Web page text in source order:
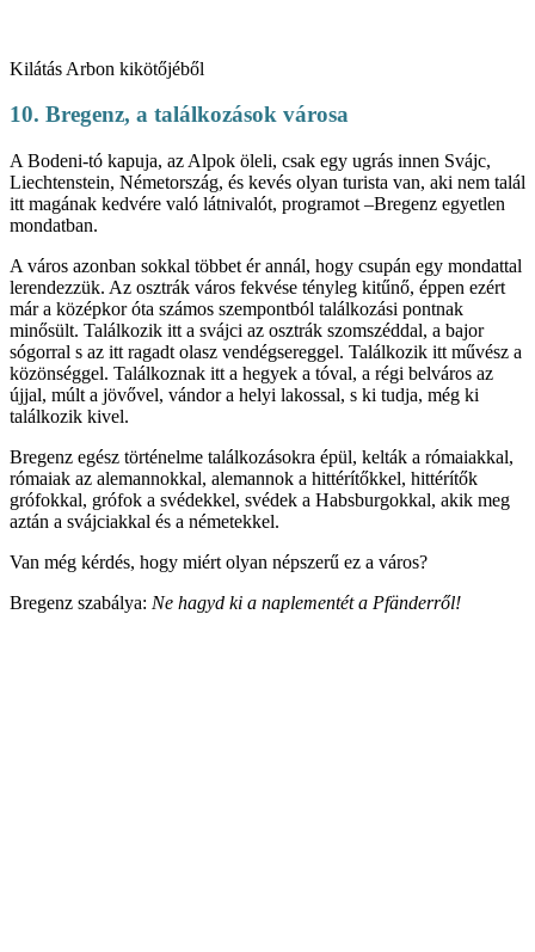
Kilátás Arbon kikötőjéből
10. Bregenz, a találkozások városa
A Bodeni-tó kapuja, az Alpok öleli, csak egy ugrás innen Svájc,
Liechtenstein, Németország, és kevés olyan turista van, aki nem talál
itt magának kedvére való látnivalót, programot –Bregenz egyetlen
mondatban.
A város azonban sokkal többet ér annál, hogy csupán egy mondattal
lerendezzük. Az osztrák város fekvése tényleg kitűnő, éppen ezért
már a középkor óta számos szempontból találkozási pontnak
minősült. Találkozik itt a svájci az osztrák szomszéddal, a bajor
sógorral s az itt ragadt olasz vendégsereggel. Találkozik itt művész a
közönséggel. Találkoznak itt a hegyek a tóval, a régi belváros az
újjal, múlt a jövővel, vándor a helyi lakossal, s ki tudja, még ki
találkozik kivel.
Bregenz egész történelme találkozásokra épül, kelták a rómaiakkal,
rómaiak az alemannokkal, alemannok a hittérítőkkel, hittérítők
grófokkal, grófok a svédekkel, svédek a Habsburgokkal, akik meg
aztán a svájciakkal és a németekkel.
Van még kérdés, hogy miért olyan népszerű ez a város?
Bregenz szabálya: Ne hagyd ki a naplementét a Pfänderről!